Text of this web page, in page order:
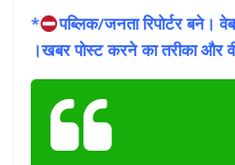
*
पब्लिक/जनता रिपोर्टर बने।
।खबर पोस्ट करने का तरीका और